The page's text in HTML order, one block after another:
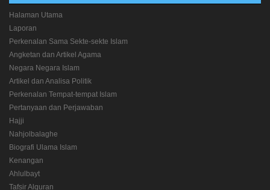
Halaman Utama
Laporan
Perkenalan Sama Sekte-sekte Islam
Angketan dan Artikel Agama
Negara Negara Islam
Artikel dan Analisa Politik
Perkenalan Tempat-tempat Islam
Pertanyaan dan Perjawaban
Hajji
Nahjolbalaghe
Biografi Ulama Islam
Kenangan
Ahlulbayt
Tafsir Alquran